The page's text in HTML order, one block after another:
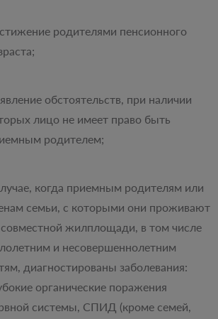
родителями пенсионного
обстоятельств, при наличии
лицо не имеет право быть
родителем;
когда приемным родителям или
семьи, с которыми они проживают
жилплощади, в том числе
и несовершеннолетним
диагностированы заболевания:
органические поражения
системы, СПИД (кроме семей,